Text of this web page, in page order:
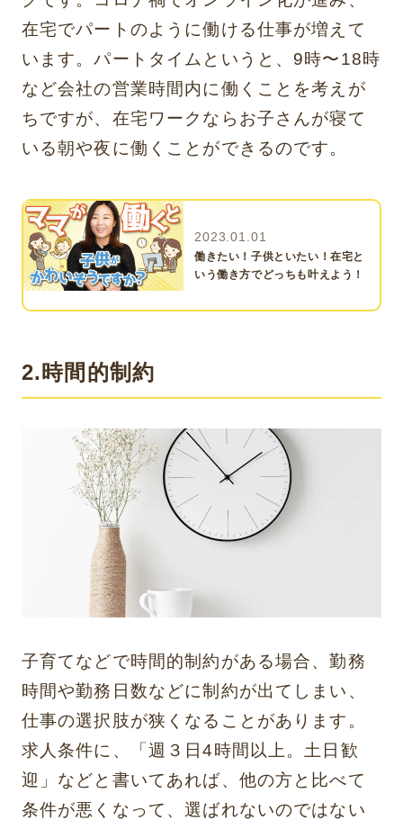
在宅でパートのように働ける仕事が増えて
います。パートタイムというと、9時〜18時
など会社の営業時間内に働くことを考えが
ちですが、在宅ワークならお子さんが寝て
いる朝や夜に働くことができるのです。
2023.01.01
働きたい！子供といたい！在宅と
いう働き方でどっちも叶えよう！
2.時間的制約
子育てなどで時間的制約がある場合、勤務
時間や勤務日数などに制約が出てしまい、
仕事の選択肢が狭くなることがあります。
求人条件に、「週３日4時間以上。土日歓
迎」などと書いてあれば、他の方と比べて
条件が悪くなって、選ばれないのではない